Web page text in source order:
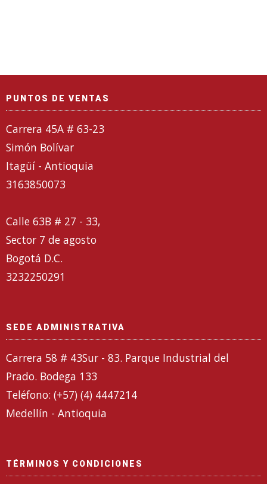
PUNTOS DE VENTAS
Carrera 45A # 63-23
Simón Bolívar
Itagüí - Antioquia
3163850073
Calle 63B # 27 - 33,
Sector 7 de agosto
Bogotá D.C.
3232250291
SEDE ADMINISTRATIVA
Carrera 58 # 43Sur - 83. Parque Industrial del
Prado. Bodega 133
Teléfono: (+57) (4) 4447214
Medellín - Antioquia
TÉRMINOS Y CONDICIONES